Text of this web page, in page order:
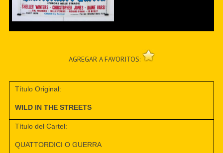
AGREGAR A FAVORITOS:
Título Original:
WILD IN THE STREETS
Título del Cartel:
QUATTORDICI O GUERRA